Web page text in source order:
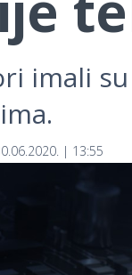
imali
| 13:55